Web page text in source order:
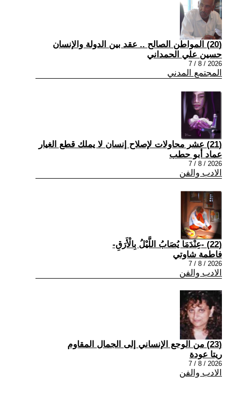
(20) المواطن الصالح .. عقد بين الدولة والإنسان
حسين علي الحمداني
2026 / 8 / 7
المجتمع المدني
(21) عشر محاولات لإصلاح إنسان لا يملك قطع الغيار
عماد أبو حطب
2026 / 8 / 7
الادب والفن
(22) -عِنْدَمَا يُصَابُ اللَّيْلُ بِالْأَرَقِ-
فاطمة شاوتي
2026 / 8 / 7
الادب والفن
(23) من الوجع الإنساني إلى الجمال المقاوم
ريتا عودة
2026 / 8 / 7
الادب والفن